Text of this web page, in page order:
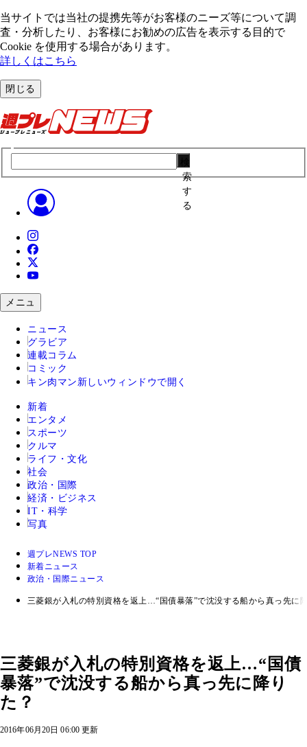
当サイトでは当社の提携先等がお客様のニーズ等について調
査・分析したり、お客様にお勧めの広告を表⽰する⽬的で
Cookie を使⽤する場合があります。
詳しくはこちら
閉じる
索
す
る
メニュ
ニュース
グラビア
連載コラム
コミック
キン肉マン 新しいウィンドウで開く
新着
エンタメ
スポーツ
クルマ
ライフ・文化
社会
政治・国際
経済・ビジネス
IT・科学
写真
週プレNEWS TOP
新着ニュース
政治・国際ニュース
三菱銀が入札の特別資格を返上…“国債暴落”で沈没する船から真っ先に
三菱銀が入札の特別資格を返上…“国債
暴落”で沈没する船から真っ先に降り
た？
2016年06月20日 06:00 更新